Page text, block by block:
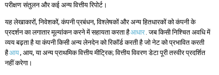
परीक्षण संतुलन और कई अन्य वित्तीय रिपोर्ट।
यह लेखाकारों, निवेशकों, कंपनी प्रबंधन, विश्लेषकों और अन्य हितधारकों को कंपनी के
प्रदर्शन का लगातार मूल्यांकन करने में सहायता करता हैआधार . जब किसी निश्चित अवधि में
व्यय बढ़ता है या कंपनी किसी अन्य लेनदेन को रिकॉर्ड करती है जो नेट को प्रभावित करती
हैआय, आय, या अन्य प्राथमिक वित्तीय मीट्रिक; वित्तीय विवरण डेटा पूरी तस्वीर प्रदर्शित
नहीं करेगा।